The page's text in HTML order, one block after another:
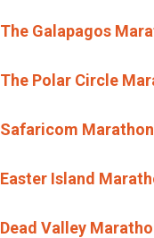
The Galapagos
The Polar Circle
Safaricom Marathon
Easter Island
Dead Valley